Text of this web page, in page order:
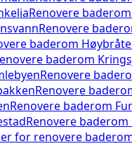
Renovere baderom
Renovere
baderom
baderom
Renovere
Renovere
Renovere baderom
Renovere baderom
for renovere